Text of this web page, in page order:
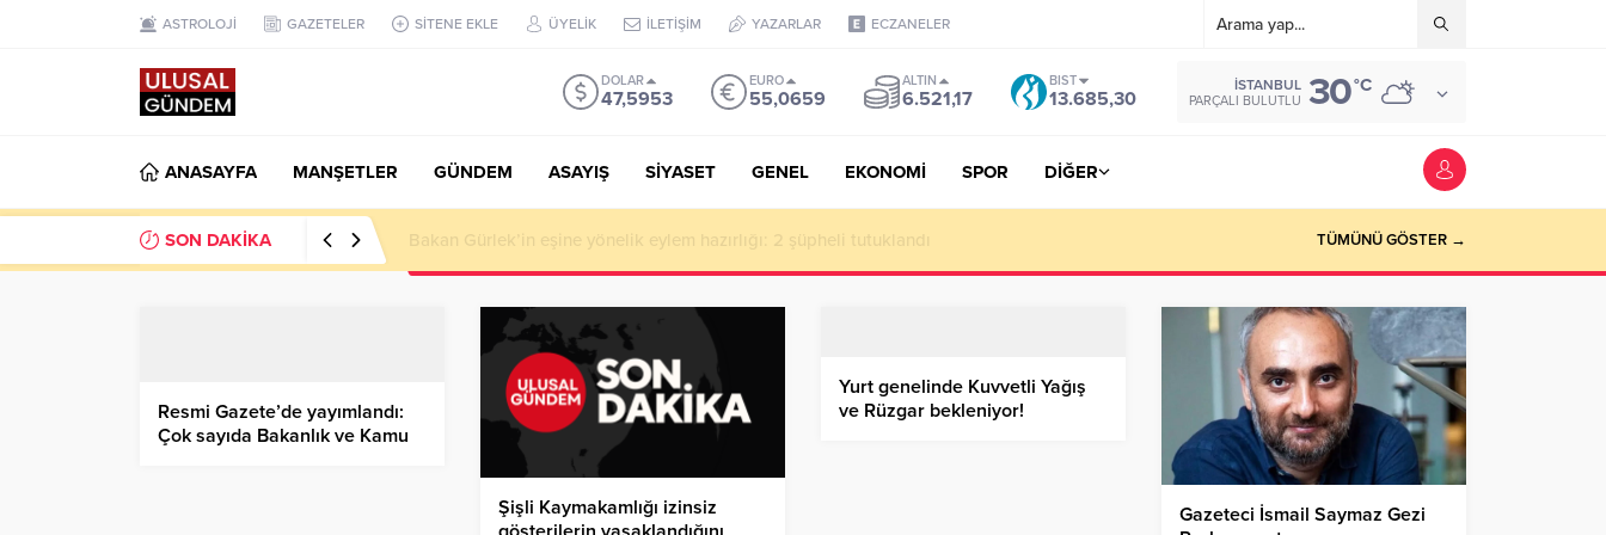
ASTROLOJİ GAZETELER SİTENE EKLE ÜYELİK İLETİŞİM YAZARLAR ECZANELER
DOLAR
47,5953
EURO
55,0659
ALTIN
6.521,17
BIST
13.685,30
İSTANBUL
PARÇALI BULUTLU 30°C
ANASAYFA MANŞETLER GÜNDEM ASAYIŞ SİYASET GENEL EKONOMİ SPOR DİĞER
SON DAKİKA Ahbap Derneği’nde milyonluk vurgun iddiası: Haluk Levent ve Ekibine gözaltı TÜMÜNÜ GÖSTER →
Resmi Gazete’de yayımlandı:
Çok sayıda Bakanlık ve Kamu
Şişli Kaymakamlığı izinsiz
Yurt genelinde Kuvvetli Yağış
ve Rüzgar bekleniyor!
Gazeteci İsmail Saymaz Gezi